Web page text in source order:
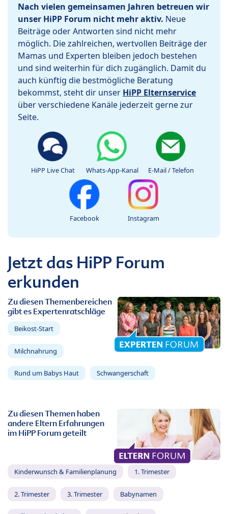
Nach vielen gemeinsamen Jahren betreuen wir
unser HiPP Forum nicht mehr aktiv. Neue
Beiträge oder Antworten sind nicht mehr
möglich. Die zahlreichen, wertvollen Beiträge der
Mamas und Experten bleiben jedoch bestehen
und sind weiterhin für dich zugänglich. Damit du
auch künftig die bestmögliche Beratung
bekommst, steht dir unser HiPP Elternservice
über verschiedene Kanäle jederzeit gerne zur
Seite.
HiPP Live Chat Whats-App-Kanal E-Mail / Telefon
Facebook Instagram
Jetzt das HiPP Forum
erkunden
Zu diesen Themenbereichen
gibt es Expertenratschläge
Beikost-Start
Milchnahrung
Rund um Babys Haut Schwangerschaft
Zu diesen Themen haben
andere Eltern Erfahrungen
im HiPP Forum geteilt
Kinderwunsch & Familienplanung 1. Trimester
2. Trimester 3. Trimester Babynamen